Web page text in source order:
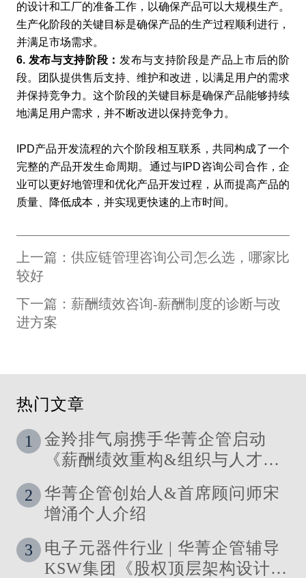
的设计和工厂的准备工作，以确保产品可以大规模生产。
生产化阶段的关键目标是确保产品的生产过程顺利进行，
并满足市场需求。
6. 发布与支持阶段： 发布与支持阶段是产品上市后的阶
段。团队提供售后支持、维护和改进，以满足用户的需求
并保持竞争力。这个阶段的关键目标是确保产品能够持续
地满足用户需求，并不断改进以保持竞争力。
IPD产品开发流程的六个阶段相互联系，共同构成了一个
完整的产品开发生命周期。通过与 IPD咨询公司合作，企
业可以更好地管理和优化产品开发过程，从而提高产品的
质量、降低成本，并实现更快速的上市时间。
上一篇：供应链管理咨询公司怎么选，哪家比
较好
下一篇：薪酬绩效咨询-薪酬制度的诊断与改
进方案
热门文章
1
金羚排气扇携手华菁企管启动
《薪酬绩效重构&组织与人才发
2
华菁企管创始人&首席顾问师宋
增涌个人介绍
3
电子元器件行业 | 华菁企管辅导
KSW集团《股权顶层架构设计及